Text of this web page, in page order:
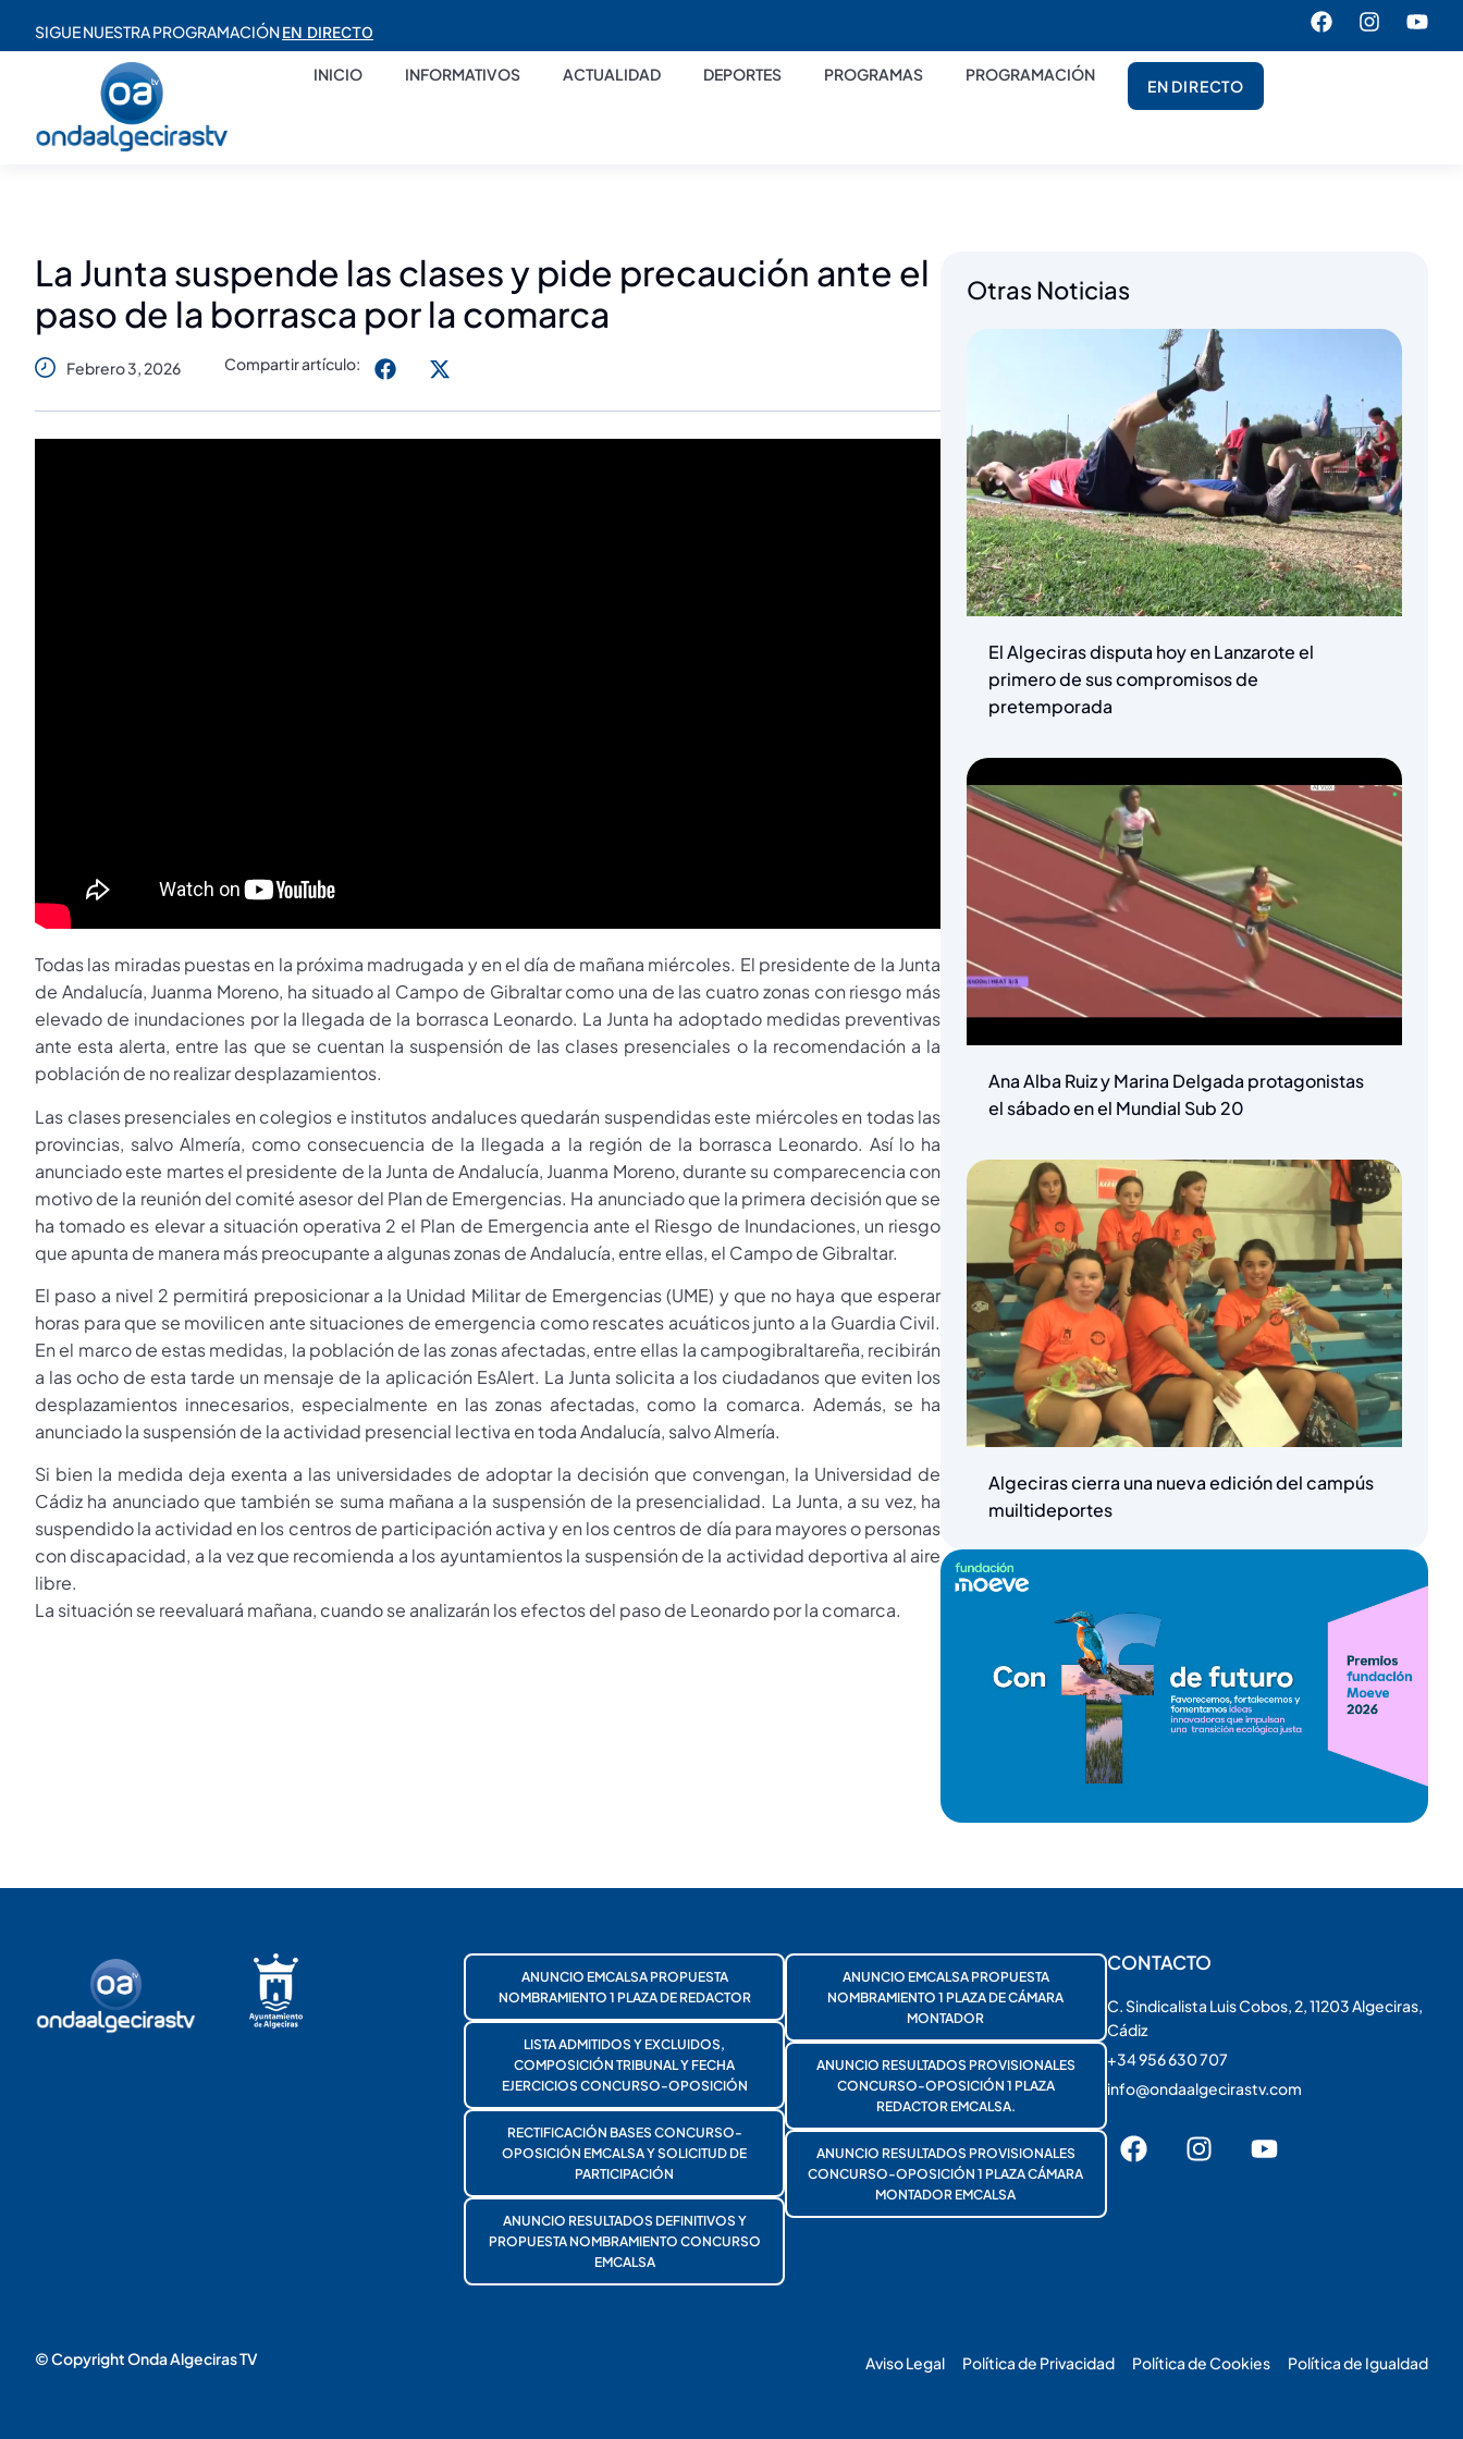
SIGUE NUESTRA PROGRAMACIÓNEN DIRECTO
INICIO INFORMATIVOS ACTUALIDAD DEPORTES PROGRAMAS PROGRAMACIÓN
EN DIRECTO
La Junta suspende las clases y pide precaución ante el
paso de la borrasca por la comarca
Febrero 3, 2026 Compartir artículo:
Todas las miradas puestas en la próxima madrugada y en el día de mañana miércoles. El presidente de la Junta
de Andalucía, Juanma Moreno, ha situado al Campo de Gibraltar como una de las cuatro zonas con riesgo más
elevado de inundaciones por la llegada de la borrasca Leonardo. La Junta ha adoptado medidas preventivas
ante esta alerta, entre las que se cuentan la suspensión de las clases presenciales o la recomendación a la
población de no realizar desplazamientos.
Las clases presenciales en colegios e institutos andaluces quedarán suspendidas este miércoles en todas las
provincias, salvo Almería, como consecuencia de la llegada a la región de la borrasca Leonardo. Así lo ha
anunciado este martes el presidente de la Junta de Andalucía, Juanma Moreno, durante su comparecencia con
motivo de la reunión del comité asesor del Plan de Emergencias. Ha anunciado que la primera decisión que se
ha tomado es elevar a situación operativa 2 el Plan de Emergencia ante el Riesgo de Inundaciones, un riesgo
que apunta de manera más preocupante a algunas zonas de Andalucía, entre ellas, el Campo de Gibraltar.
El paso a nivel 2 permitirá preposicionar a la Unidad Militar de Emergencias (UME) y que no haya que esperar
horas para que se movilicen ante situaciones de emergencia como rescates acuáticos junto a la Guardia Civil.
En el marco de estas medidas, la población de las zonas afectadas, entre ellas la campogibraltareña, recibirán
a las ocho de esta tarde un mensaje de la aplicación EsAlert. La Junta solicita a los ciudadanos que eviten los
desplazamientos innecesarios, especialmente en las zonas afectadas, como la comarca. Además, se ha
anunciado la suspensión de la actividad presencial lectiva en toda Andalucía, salvo Almería.
Si bien la medida deja exenta a las universidades de adoptar la decisión que convengan, la Universidad de
Cádiz ha anunciado que también se suma mañana a la suspensión de la presencialidad. La Junta, a su vez, ha
suspendido la actividad en los centros de participación activa y en los centros de día para mayores o personas
con discapacidad, a la vez que recomienda a los ayuntamientos la suspensión de la actividad deportiva al aire
libre.
La situación se reevaluará mañana, cuando se analizarán los efectos del paso de Leonardo por la comarca.
Otras Noticias
El Algeciras disputa hoy en Lanzarote el
primero de sus compromisos de
pretemporada
Ana Alba Ruiz y Marina Delgada protagonistas
el sábado en el Mundial Sub 20
Algeciras cierra una nueva edición del campús
muiltideportes
ANUNCIO EMCALSA PROPUESTA
NOMBRAMIENTO 1 PLAZA DE REDACTOR
LISTA ADMITIDOS Y EXCLUIDOS,
COMPOSICIÓN TRIBUNAL Y FECHA
EJERCICIOS CONCURSO-OPOSICIÓN
RECTIFICACIÓN BASES CONCURSO-
OPOSICIÓN EMCALSA Y SOLICITUD DE
PARTICIPACIÓN
ANUNCIO RESULTADOS DEFINITIVOS Y
PROPUESTA NOMBRAMIENTO CONCURSO
EMCALSA
ANUNCIO EMCALSA PROPUESTA
NOMBRAMIENTO 1 PLAZA DE CÁMARA
MONTADOR
ANUNCIO RESULTADOS PROVISIONALES
CONCURSO-OPOSICIÓN 1 PLAZA
REDACTOR EMCALSA.
ANUNCIO RESULTADOS PROVISIONALES
CONCURSO-OPOSICIÓN 1 PLAZA CÁMARA
MONTADOR EMCALSA
CONTACTO
C. Sindicalista Luis Cobos, 2, 11203 Algeciras,
Cádiz
+34 956 630 707
info@ondaalgecirastv.com
© Copyright Onda Algeciras TV Aviso Legal Política de Privacidad Política de Cookies Política de Igualdad